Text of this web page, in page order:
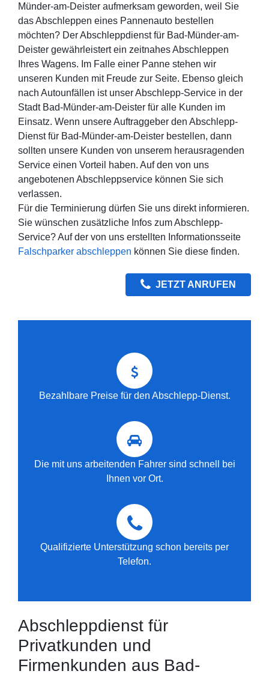
Münder-am-Deister aufmerksam geworden, weil Sie
das Abschleppen eines Pannenauto bestellen
möchten? Der Abschleppdienst für Bad-Münder-am-
Deister gewährleistert ein zeitnahes Abschleppen
Ihres Wagens. Im Falle einer Panne stehen wir
unseren Kunden mit Freude zur Seite. Ebenso gleich
nach Autounfällen ist unser Abschlepp-Service in der
Stadt Bad-Münder-am-Deister für alle Kunden im
Einsatz. Wenn unsere Auftraggeber den Abschlepp-
Dienst für Bad-Münder-am-Deister bestellen, dann
sollten unsere Kunden von unserem herausragenden
Service einen Vorteil haben. Auf den von uns
angebotenen Abschleppservice können Sie sich
verlassen.
Für die Terminierung dürfen Sie uns direkt informieren.
Sie wünschen zusätzliche Infos zum Abschlepp-
Service? Auf der von uns erstellten Informationsseite
Falschparker abschleppen können Sie diese finden.
JETZT ANRUFEN
Bezahlbare Preise für den Abschlepp-Dienst.
Die mit uns arbeitenden Fahrer sind schnell bei
Ihnen vor Ort.
Qualifizierte Unterstützung schon bereits per
Telefon.
Abschleppdienst für
Privatkunden und
Firmenkunden aus Bad-